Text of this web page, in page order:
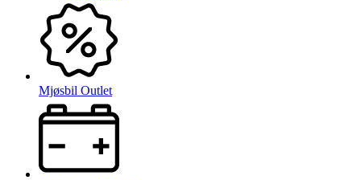
Mjøsbil Outlet